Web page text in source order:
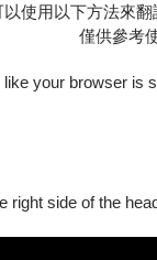
使用以下方法來
僅供參考
your browser is
right side of the